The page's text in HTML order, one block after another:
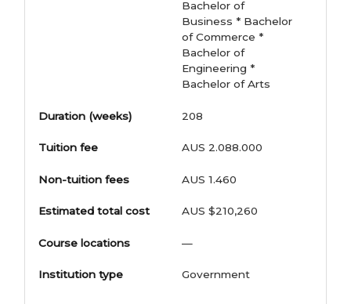
Bachelor of
Business * Bachelor
of Commerce *
Bachelor of
Engineering *
Bachelor of Arts
Duration (weeks) 208
Tuition fee AUS 2.088.000
Non-tuition fees AUS 1.460
Estimated total cost AUS $210,260
Course locations —
Institution type Government